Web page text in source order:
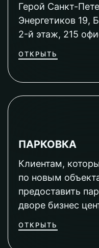
Герой Санкт-
Энергетиков 19,
2-й этаж, 215
ОТКРЫТЬ
ПАРКОВКА
Клиентам,
по новым
предоставить
дворе бизнес
ОТКРЫТЬ